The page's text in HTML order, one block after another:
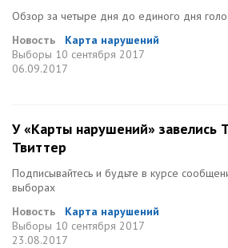
Обзор за четыре дня до единого дня
Новость
Карта нарушений
Выборы 10 сентября 2017
06.09.2017
У «Карты нарушений» завелись
Твиттер
Подписывайтесь и будьте в курсе
выборах
Новость
Карта нарушений
Выборы 10 сентября 2017
23.08.2017